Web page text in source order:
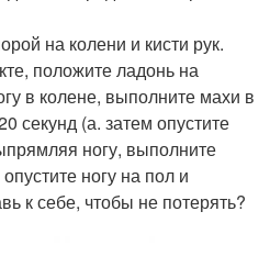
на колени и кисти рук.
положите ладонь на
в колене, выполните махи в
секунд (а. затем опустите
ногу, выполните
ногу на пол и
к себе, чтобы не потерять?